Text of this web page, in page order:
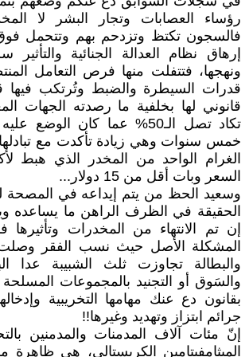
رؤساء العصابات وتجار البشر لا
فالسجون تكتظ وتزدحم بهم وتتحمل
إرهاق نظام العدالة الجنائية والتأثير
ونهجها، فتتفلت منها فرص التعامل
قدرات السيطرة والضبط وتُرتكب فيها
قانوني لها بخلفية ما رصدته الجهات
تكاد تصل الـ50% عما كان
خمس سنوات وهي زيادة تأكدت مع تبادلها
الغرام الواحد من المخدر الذي هبط
السعر وبات أقل من 15 دولار...
وسعيد الحظ من يتم إيداعه في المصحة
الحقيقة في الظرف الراهن ما يساعده
إن تم الانتهاء من المخدرات
المشكلة الأصل حيث نسب الفقر
والبطالة تجاوزت ثلث الشبيبة عدا
والسَوق أو التجنيد بالمجموعات
بقانون دع عنك مهامها التخريبية
جرائم ابتزاز وتهديد وغيرها!!
إنّ مئات آلاف المدمنات والمدمنين
الميثامفيتامين الكريستالي، هي